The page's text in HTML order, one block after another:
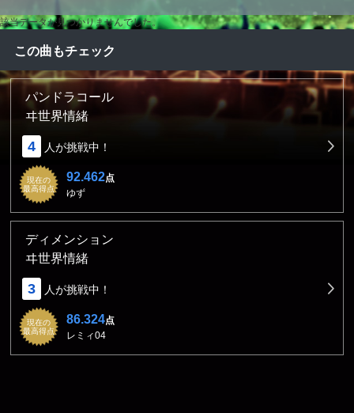
該当データが見つかりませんでした。
この曲もチェック
パンドラコール
ヰ世界情緒
4 人が挑戦中！
現在の
最高得点
92.462点
ゆず
ディメンション
ヰ世界情緒
3 人が挑戦中！
現在の
最高得点
86.324点
レミィ04